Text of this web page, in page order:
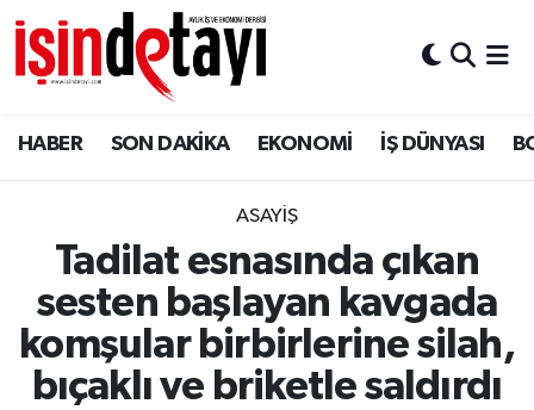
HABER SON DAKİKA EKONOMİ İŞ DÜNYASI
ASAYİŞ
Tadilat esnasında çıkan
sesten başlayan kavgada
komşular birbirlerine silah,
bıçaklı ve briketle saldırdı
DÜNYA
Eğitim
ENERJİ HABERİ
GAYRİMENKUL
HABER
Nöbetçi Eczaneler
Hava Durumu
İstanbul Namaz Vakitleri
Trafik Durumu
Süper Lig Puan Durumu ve Fikstür
Tüm Manşetler